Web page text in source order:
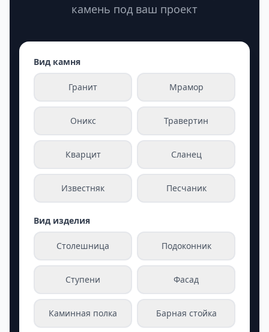
камень под ваш проект
Вид камня
Гранит Мрамор
Оникс Травертин
Кварцит Сланец
Известняк Песчаник
Вид изделия
Столешница Подоконник
Ступени Фасад
Каминная полка Барная стойка